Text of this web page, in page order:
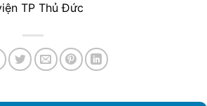
TP Thủ Đức